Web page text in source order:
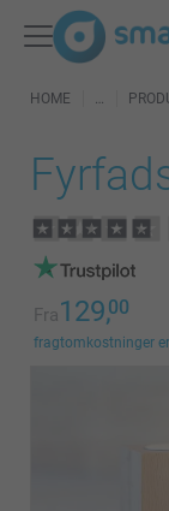
HOME
Fra129,00
fragtomkostninger